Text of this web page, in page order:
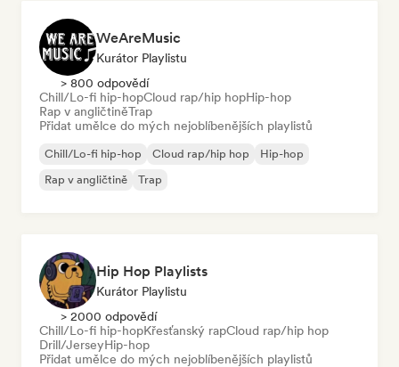
WeAreMusic
Kurátor Playlistu
> 800 odpovědí
Chill/Lo-fi hip-hopCloud rap/hip hopHip-hop
Rap v angličtiněTrap
Přidat umělce do mých nejoblíbenějších playlistů
Chill/Lo-fi hip-hop Cloud rap/hip hop
Hip-hop
Rap v angličtině
Trap
Hip Hop Playlists
Kurátor Playlistu
> 2000 odpovědí
Chill/Lo-fi hip-hopKřesťanský rapCloud rap/hip hop
Drill/JerseyHip-hop
Přidat umělce do mých nejoblíbenějších playlistů